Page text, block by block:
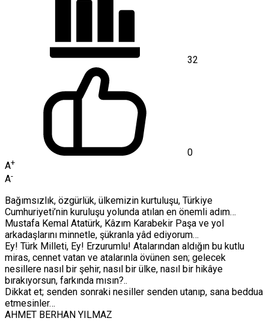
32
0
A+
A-
Bağımsızlık, özgürlük, ülkemizin kurtuluşu, Türkiye
Cumhuriyeti’nin kuruluşu yolunda atılan en önemli adım…
Mustafa Kemal Atatürk, Kâzım Karabekir Paşa ve yol
arkadaşlarını minnetle, şükranla yâd ediyorum…
Ey! Türk Milleti, Ey! Erzurumlu! Atalarından aldığın bu kutlu
miras, cennet vatan ve atalarınla övünen sen; gelecek
nesillere nasıl bir şehir, nasıl bir ülke, nasıl bir hikâye
bırakıyorsun, farkında mısın?..
Dikkat et; senden sonraki nesiller senden utanıp, sana beddua
etmesinler…
AHMET BERHAN YILMAZ